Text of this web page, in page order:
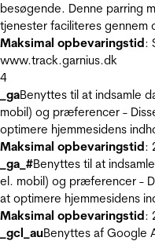
besøgende. Denne parring
tjenester faciliteres gennem
Maksimal opbevaringstid:
www.track.garnius.dk
4
_gaBenyttes til at indsamle
mobil) og præferencer -
optimere hjemmesidens
Maksimal opbevaringstid:
_ga_#Benyttes til at
el. mobil) og præferencer -
at optimere hjemmesidens
Maksimal opbevaringstid:
_gcl_auBenyttes af Google